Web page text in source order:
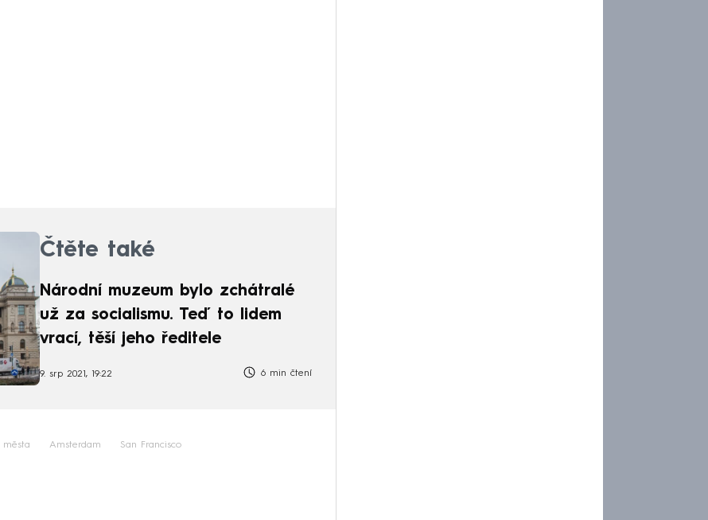
Čtěte také
Národní muzeum bylo zchátralé
už za socialismu. Teď to lidem
vrací, těší jeho ředitele
9. srp 2021, 19:22 6 min čtení
města Amsterdam San Francisco